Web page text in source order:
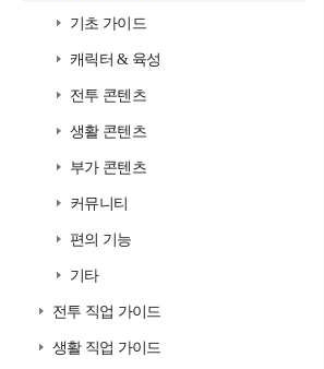
기초 가이드
캐릭터 & 육성
전투 콘텐츠
생활 콘텐츠
부가 콘텐츠
커뮤니티
편의 기능
기타
전투 직업 가이드
생활 직업 가이드